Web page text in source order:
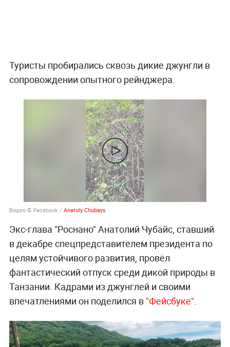
Туристы пробирались сквозь дикие джунгли в
сопровождении опытного рейнджера.
Видео © Facebook / Anatoly Chubays
Экс-глава "Роснано" Анатолий Чубайс, ставший
в декабре спецпредставителем президента по
целям устойчивого развития, провёл
фантастический отпуск среди дикой природы в
Танзании. Кадрами из джунглей и своими
впечатлениями он поделился в"Фейсбуке"